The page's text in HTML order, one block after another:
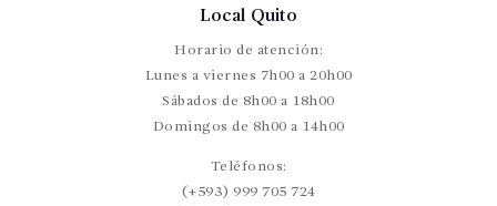
Local Quito
Horario de atención:
Lunes a viernes 7h00 a 20h00
Sábados de 8h00 a 18h00
Domingos de 8h00 a 14h00
Teléfonos:
(+593) 999 705 724